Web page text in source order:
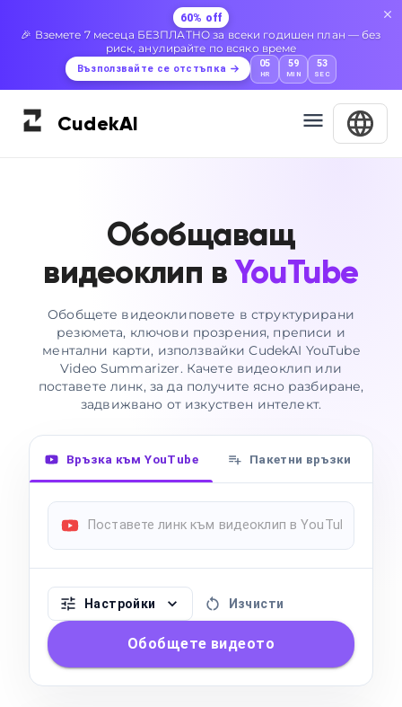
60% off
🎉 Вземете 7 месеца БЕЗПЛАТНО за всеки годишен план — без
риск, анулирайте по всяко време
Възползвайте се отстъпка 05
HR
59
MIN
52
SEC
CudekAI
Обобщаващ
видеоклип вYouTube
Обобщете видеоклиповете в структурирани
резюмета, ключови прозрения, преписи и
ментални карти, използвайки CudekAI YouTube
Video Summarizer. Качете видеоклип или
поставете линк, за да получите ясно разбиране,
задвижвано от изкуствен интелект.
Връзка към YouTube Пакетни връзки
Настройки Изчисти
Обобщете видеото